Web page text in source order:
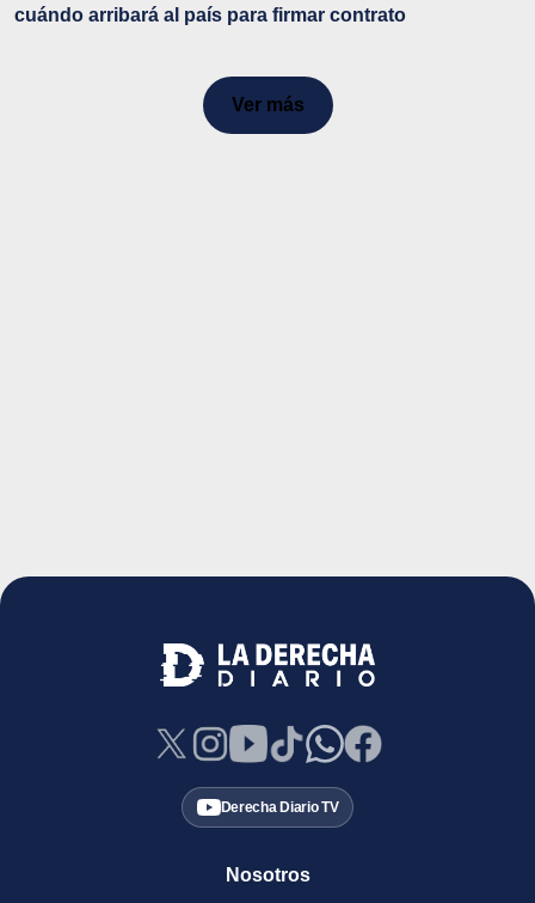
cuándo arribará al país para firmar contrato
Ver más
Derecha Diario TV
Nosotros